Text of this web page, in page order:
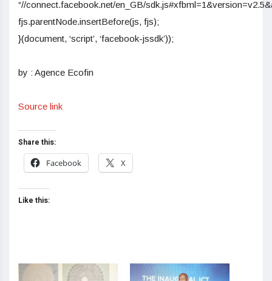
“//connect.facebook.net/en_GB/
fjs.parentNode.insertBefore(js, fjs);
}(document, ‘script’, ‘facebook-jssdk’));
by : Agence Ecofin
Source link
Share this:
Facebook
X
Like this: